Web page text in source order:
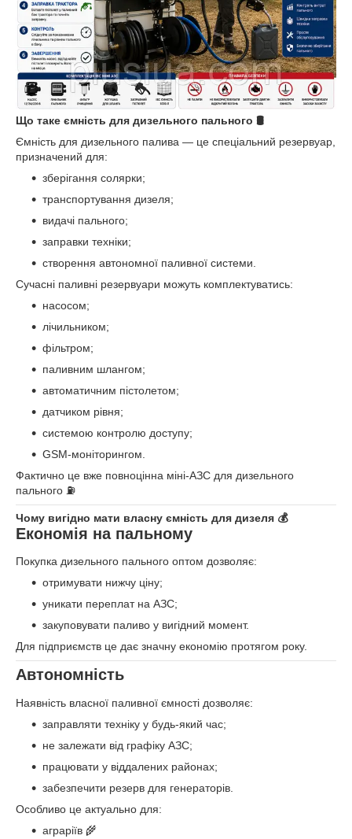
Що таке ємність для дизельного пального 🛢️
Ємність для дизельного палива — це спеціальний резервуар,
призначений для:
зберігання солярки;
транспортування дизеля;
видачі пального;
заправки техніки;
створення автономної паливної системи.
Сучасні паливні резервуари можуть комплектуватись:
насосом;
лічильником;
фільтром;
паливним шлангом;
автоматичним пістолетом;
датчиком рівня;
системою контролю доступу;
GSM-моніторингом.
Фактично це вже повноцінна міні-АЗС для дизельного
пального ⛽
Чому вигідно мати власну ємність для дизеля 💰
Економія на пальному
Покупка дизельного пального оптом дозволяє:
отримувати нижчу ціну;
уникати переплат на АЗС;
закуповувати паливо у вигідний момент.
Для підприємств це дає значну економію протягом року.
Автономність
Наявність власної паливної ємності дозволяє:
заправляти техніку у будь-який час;
не залежати від графіку АЗС;
працювати у віддалених районах;
забезпечити резерв для генераторів.
Особливо це актуально для:
аграріїв 🌾